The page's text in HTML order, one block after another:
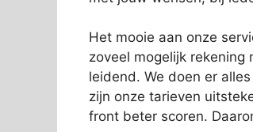
Het mooie aan onze
zoveel mogelijk rekening
leidend. We doen er
zijn onze tarieven
front beter scoren.